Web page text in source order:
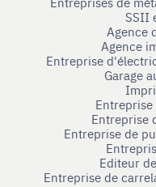
SSII
Agence
Agence
Entreprise
Garage
Entreprise
Entreprise de
Editeur
Entreprise de